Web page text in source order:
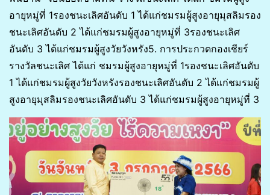
อายุหมู่ที่ 1รองชนะเลิศอันดับ 1 ได้แก่ชมรมผู้สูงอายุมุสลิมรอง
ชนะเลิศอันดับ 2 ได้แก่ชมรมผู้สูงอายุหมู่ที่ 3รองชนะเลิศ
อันดับ 3 ได้แก่ชมรมผู้สูงวัยวังหรัง5. การประกวดกองเชียร์
รางวัลชนะเลิศ ได้แก่ ชมรมผู้สูงอายุหมู่ที่ 1รองชนะเลิศอันดับ
1 ได้แก่ชมรมผู้สูงวัยวังหรังรองชนะเลิศอันดับ 2 ได้แก่ชมรมผู้
สูงอายุมุสลิมรองชนะเลิศอันดับ 3 ได้แก่ชมรมผู้สูงอายุหมู่ที่ 3